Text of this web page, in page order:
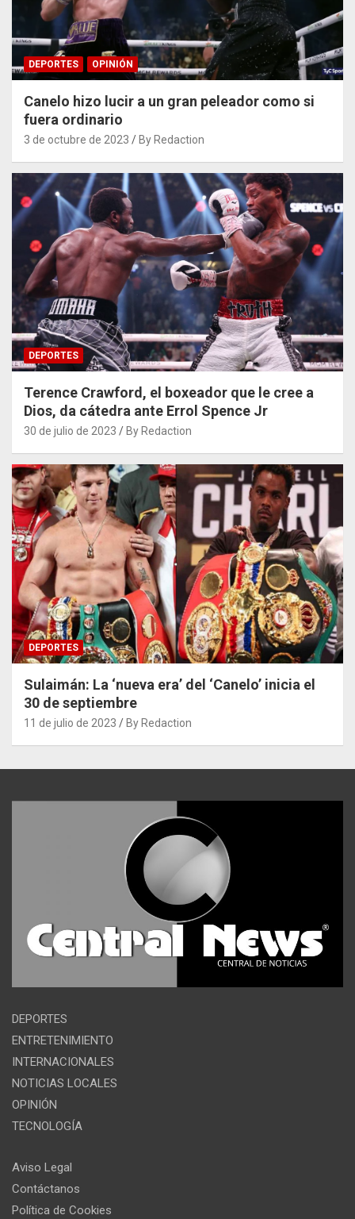
DEPORTES OPINIÓN
Canelo hizo lucir a un gran peleador como si
fuera ordinario
3 de octubre de 2023 By Redaction
DEPORTES
Terence Crawford, el boxeador que le cree a
Dios, da cátedra ante Errol Spence Jr
30 de julio de 2023 By Redaction
DEPORTES
Sulaimán: La ‘nueva era’ del ‘Canelo’ inicia el
30 de septiembre
11 de julio de 2023 By Redaction
DEPORTES
ENTRETENIMIENTO
INTERNACIONALES
NOTICIAS LOCALES
OPINIÓN
TECNOLOGÍA
Aviso Legal
Contáctanos
Política de Cookies